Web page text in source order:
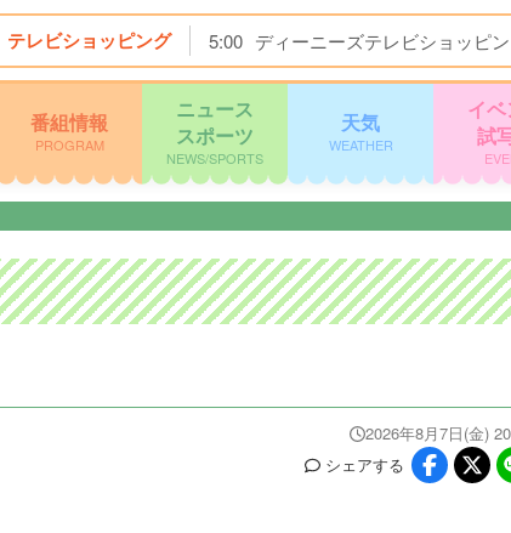
テレビショッピング 5:00 ディーニーズテレビショッピ
番組情報
PROGRAM
ニュース
スポーツ
NEWS/SPORTS
天気
WEATHER
イ
試
2026年8月7日(金)
シェアする